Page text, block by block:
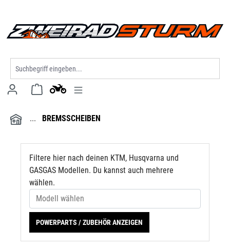
BREMSSCHEIBEN
Filtere hier nach deinen KTM, Husqvarna und
GASGAS Modellen. Du kannst auch mehrere
wählen.
POWERPARTS / ZUBEHÖR ANZEIGEN